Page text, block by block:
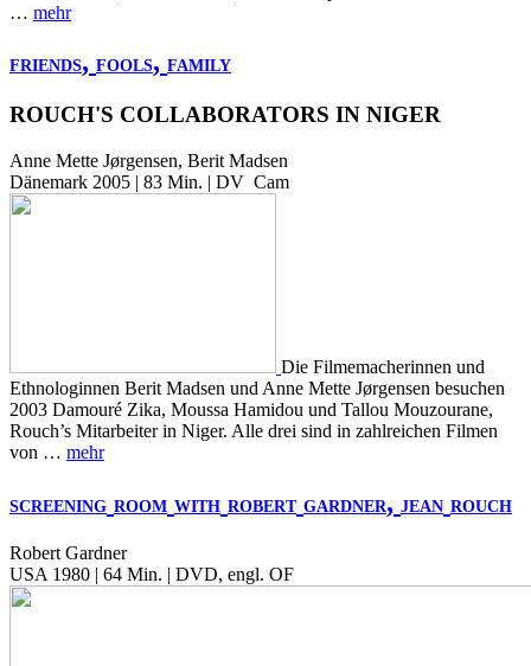
… mehr
FRIENDS, FOOLS, FAMILY
ROUCH'S COLLABORATORS IN NIGER
Anne Mette Jørgensen, Berit Madsen
Dänemark 2005 | 83 Min. | DV Cam
Die Filmemacherinnen und
Ethnologinnen Berit Madsen und Anne Mette Jørgensen besuchen
2003 Damouré Zika, Moussa Hamidou und Tallou Mouzourane,
Rouch’s Mitarbeiter in Niger. Alle drei sind in zahlreichen Filmen
von … mehr
SCREENING ROOM WITH ROBERT GARDNER, JEAN ROUCH
Robert Gardner
USA 1980 | 64 Min. | DVD, engl. OF